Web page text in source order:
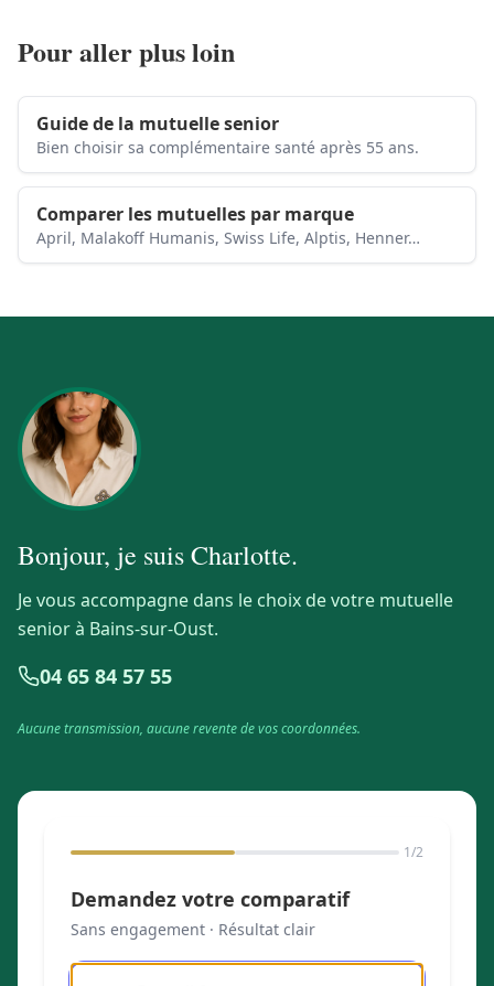
Pour aller plus loin
Guide de la mutuelle senior
Bien choisir sa complémentaire santé après 55 ans.
Comparer les mutuelles par marque
April, Malakoff Humanis, Swiss Life, Alptis, Henner…
Bonjour, je suisCharlotte.
Je vous accompagne dans le choix de votre mutuelle
senior à Bains-sur-Oust.
04 65 84 57 55
Aucune transmission, aucune revente de vos coordonnées.
1/2
Demandez votre comparatif
Sans engagement · Résultat clair